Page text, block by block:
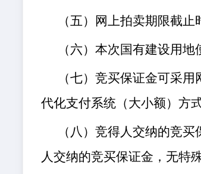
（五） 网上拍卖期限截止
（六）本次国有建设用地
（七）竞买保证金可采用
代化支付系统（大小额）方式
（八）竞得人交纳的竞买
人交纳的竞买保证金，无特